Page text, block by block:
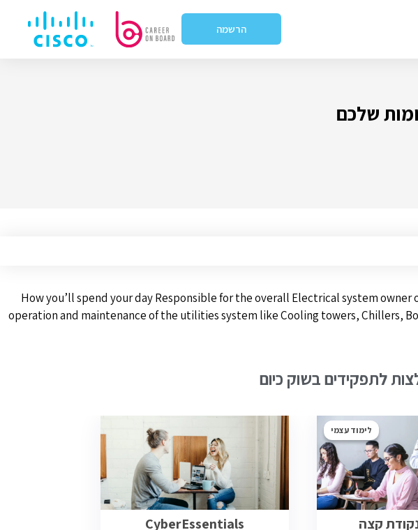
הרשמה
שלכם
How you’ll spend your day Responsible for the overall Electrical system
operation and maintenance of the utilities system like Cooling towers, Chillers,
לתפקידים בשוק כיום
לימוד עצמי
קצה CyberEssentials